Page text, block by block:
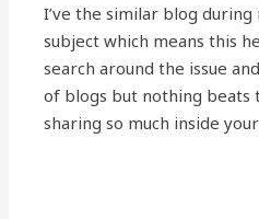
I’ve the similar blog
subject which means this
search around the issue
of blogs but nothing beats
sharing so much inside